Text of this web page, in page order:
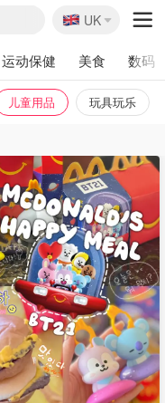
🇬🇧
UK
运动保健 美食 数码
儿童用品 玩具玩乐